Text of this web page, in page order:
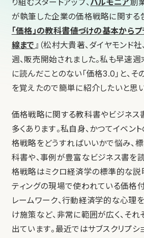
り組むスタートアップ、 ハルモニア創
が執筆した企業の価格戦略に関する
「価格」の教科書――値づけの基本から
線まで』（松村大貴著、ダイヤモンド
週、販売開始されました。私も早速週
に読んだことのない「価格3.0」と、
を覚えたので簡単に紹介したいと思
価格戦略に関する教科書やビジネス
多くあります。私自身、かつてイベン
格戦略をどうすればいいかで悩み、
科書や、事例が豊富なビジネス書を
格戦略はミクロ経済学の標準的な説
ティングの現場で使われている価格
レームワーク、行動経済学的な心理
け施策など、非常に範囲が広く、そ
出ています。最近ではサブスクリプ